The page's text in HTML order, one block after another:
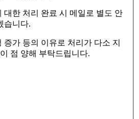
대한 처리 완료 시 메일로 별도 안
습니다.
증가 등의 이유로 처리가 다소 지
점 양해 부탁드립니다.